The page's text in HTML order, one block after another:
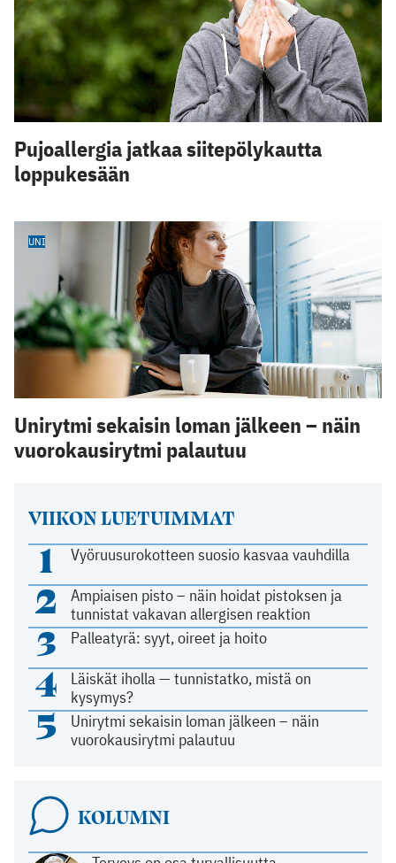
VIIKON LUETUIMMAT
1 Vyöruusurokotteen suosio kasvaa vauhdilla
2
Ampiaisen pisto – näin hoidat pistoksen ja
tunnistat vakavan allergisen reaktion
3 Palleatyrä: syyt, oireet ja hoito
4
Läiskät iholla — tunnistatko, mistä on
kysymys?
5
Unirytmi sekaisin loman jälkeen – näin
vuorokausirytmi palautuu
KOLUMNI
Pujoallergia jatkaa siitepölykautta
loppukesään
UNI
Unirytmi sekaisin loman jälkeen – näin
vuorokausirytmi palautuu